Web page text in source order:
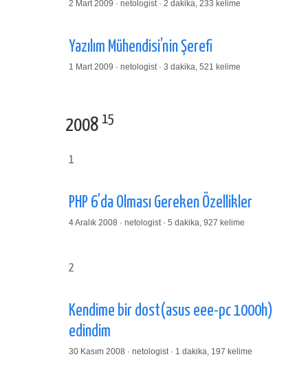
2 Mart 2009 · netologist · 2 dakika, 233 kelime
Yazılım Mühendisi’nin Şerefi
1 Mart 2009 · netologist · 3 dakika, 521 kelime
2008 15
1
PHP 6’da Olması Gereken Özellikler
4 Aralık 2008 · netologist · 5 dakika, 927 kelime
2
Kendime bir dost(asus eee-pc 1000h)
edindim
30 Kasım 2008 · netologist · 1 dakika, 197 kelime